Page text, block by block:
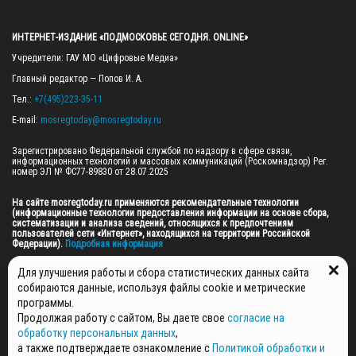
ИНТЕРНЕТ-ИЗДАНИЕ «ПОДМОСКОВЬЕ СЕГОДНЯ. ONLINE»
Учредители: ГАУ МО «Цифровые Медиа»
Главный редактор — Попов И. А.
Тел.: +7(495)223-35-11
E-mail: mosregtoday@mosregtoday.ru
Зарегистрировано Федеральной службой по надзору в сфере связи,
информационных технологий и массовых коммуникаций (Роскомнадзор) Рег.
номер ЭЛ № ФС77-89830 от 28.07.2025
На сайте mosregtoday.ru применяются рекомендательные технологии
(информационные технологии предоставления информации на основе сбора,
систематизации и анализа сведений, относящихся к предпочтениям
пользователей сети «Интернет», находящихся на территории Российской
Федерации). Подробная информация
© 2026 ПРАВА НА ВСЕ МАТЕРИАЛЫ САЙТА ПРИНАДЛЕЖАТ ГАУ МО "ЦИФРОВЫЕ
МЕДИА" (ОГРН: 1255000059467).
ПОЛИТИКА ОБРАБОТКИ И ЗАЩИТЫ ПЕРСОНАЛЬНЫХ ДАННЫХ
НОВОСТИ
Для улучшения работы и сбора статистических данных сайта
собираются данные, используя файлы cookie и метрические
программы.
Продолжая работу с сайтом, Вы даете свое согласие на
обработку персональных данных,
а также подтверждаете ознакомление с Политикой обработки и